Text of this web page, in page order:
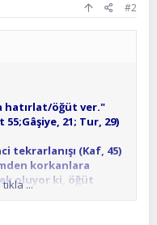
#2
hatırlat/öğüt ver."
55;Gâşiye, 21; Tur, 29)
tekrarlanışı (Kaf, 45)
korkanlara
oluyor ki, öğüt
...